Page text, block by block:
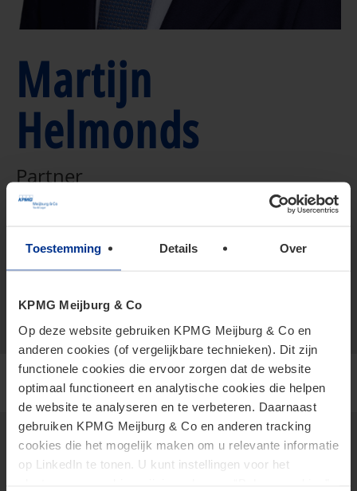
Toestemming Details Over
KPMG Meijburg & Co
Op deze website gebruiken KPMG Meijburg & Co en
anderen cookies (of vergelijkbare technieken). Dit zijn
functionele cookies die ervoor zorgen dat de website
optimaal functioneert en analytische cookies die helpen
de website te analyseren en te verbeteren. Daarnaast
gebruiken KPMG Meijburg & Co en anderen tracking
cookies die het mogelijk maken om u relevante informatie
op LinkedIn te tonen. U kunt instellingen voor het
Martijn
Helmonds
Partner
vCard
helmonds.martijn@kpmg.com
Thema's